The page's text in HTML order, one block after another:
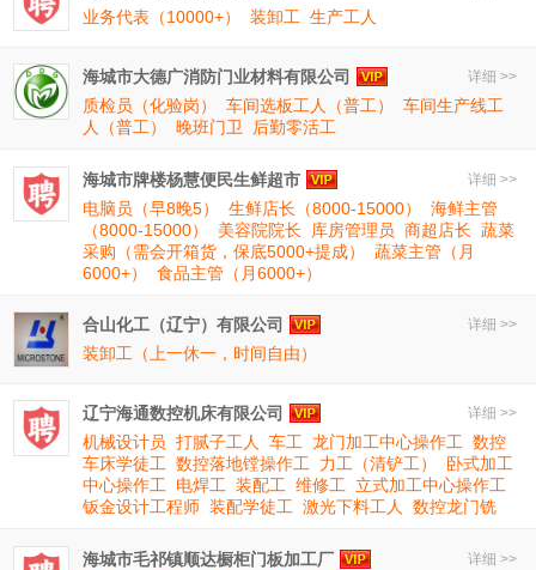
业务代表（10000+）
装卸工 生产工人
详细 >>
海城市大德广消防门业材料有限公司
质检员（化验岗）
车间选板工人（普工）
车间生产线工
人（普工）
晚班门卫 后勤零活工
详细 >>
海城市牌楼杨慧便民生鲜超市
电脑员（早8晚5）
生鲜店长（8000-15000）
海鲜主管
（8000-15000）
美容院院长 库房管理员 商超店长 蔬菜
采购（需会开箱货，保底5000+提成）
蔬菜主管（月
6000+）
食品主管（月6000+）
详细 >>
合山化工（辽宁）有限公司
装卸工（上一休一，时间自由）
详细 >>
辽宁海通数控机床有限公司
机械设计员 打腻子工人 车工 龙门加工中心操作工 数控
车床学徒工 数控落地镗操作工 力工（清铲工）
卧式加工
中心操作工
电焊工 装配工 维修工
立式加工中心操作工
钣金设计工程师 装配学徒工 激光下料工人 数控龙门铣
详细 >>
海城市毛祁镇顺达橱柜门板加工厂